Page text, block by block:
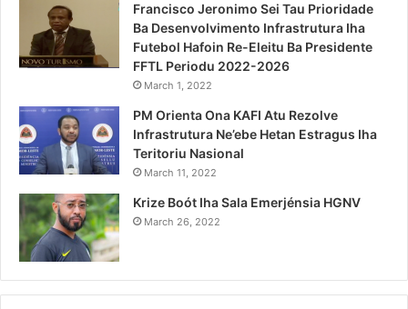
Francisco Jeronimo Sei Tau Prioridade
Ba Desenvolvimento Infrastrutura Iha
Futebol Hafoin Re-Eleitu Ba Presidente
FFTL Periodu 2022-2026
March 1, 2022
PM Orienta Ona KAFI Atu Rezolve
Infrastrutura Ne’ebe Hetan Estragus Iha
Teritoriu Nasional
March 11, 2022
Krize Boót Iha Sala Emerjénsia HGNV
March 26, 2022